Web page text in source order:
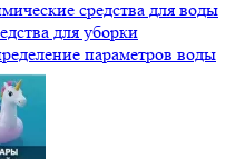
средства для воды
для уборки
параметров воды